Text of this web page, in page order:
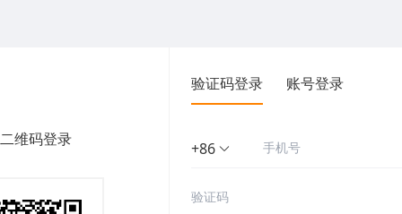
维码登录
验证码登录 账号登录
+86